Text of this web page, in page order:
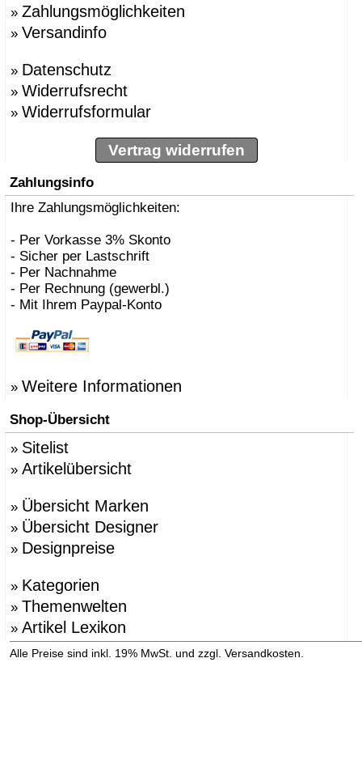
» Zahlungsmöglichkeiten
» Versandinfo
» Datenschutz
» Widerrufsrecht
» Widerrufsformular
Vertrag widerrufen
Zahlungsinfo
Ihre Zahlungsmöglichkeiten:
- Per Vorkasse 3% Skonto
- Sicher per Lastschrift
- Per Nachnahme
- Per Rechnung (gewerbl.)
- Mit Ihrem Paypal-Konto
» Weitere Informationen
Shop-Übersicht
» Sitelist
» Artikelübersicht
» Übersicht Marken
» Übersicht Designer
» Designpreise
» Kategorien
» Themenwelten
» Artikel Lexikon
Alle Preise sind inkl. 19% MwSt. und zzgl. Versandkosten.